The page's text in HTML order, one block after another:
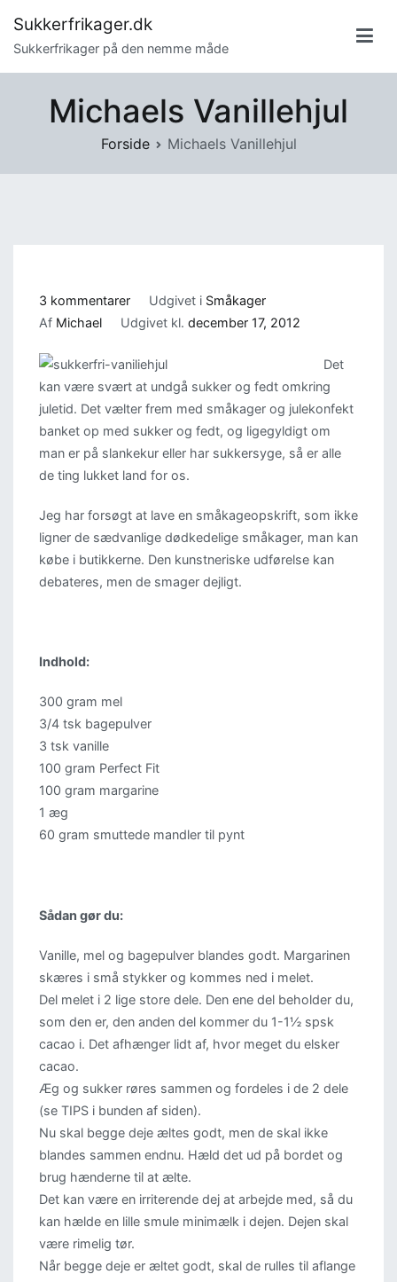
indhold
Sukkerfrikager.dk
Sukkerfrikager på den nemme måde
Michaels Vanillehjul
Forside Michaels Vanillehjul
3 kommentarertil
Michaels
Udgivet i Småkager
Af Michael Udgivet kl.december 17, 2012
Det
kan være svært at undgå sukker og fedt omkring
juletid. Det vælter frem med småkager og julekonfekt
banket op med sukker og fedt, og ligegyldigt om
man er på slankekur eller har sukkersyge, så er alle
de ting lukket land for os.
Jeg har forsøgt at lave en småkageopskrift, som ikke
ligner de sædvanlige dødkedelige småkager, man kan
købe i butikkerne. Den kunstneriske udførelse kan
debateres, men de smager dejligt.
Indhold:
300 gram mel
3/4 tsk bagepulver
3 tsk vanille
100 gram Perfect Fit
100 gram margarine
1 æg
60 gram smuttede mandler til pynt
Sådan gør du:
Vanille, mel og bagepulver blandes godt. Margarinen
skæres i små stykker og kommes ned i melet.
Del melet i 2 lige store dele. Den ene del beholder du,
som den er, den anden del kommer du 1-1½ spsk
cacao i. Det afhænger lidt af, hvor meget du elsker
cacao.
Æg og sukker røres sammen og fordeles i de 2 dele
(se TIPS i bunden af siden).
Nu skal begge deje æltes godt, men de skal ikke
blandes sammen endnu. Hæld det ud på bordet og
brug hænderne til at ælte.
Det kan være en irriterende dej at arbejde med, så du
kan hælde en lille smule minimælk i dejen. Dejen skal
være rimelig tør.
Når begge deje er æltet godt, skal de rulles til aflange